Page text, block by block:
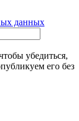
данных
убедиться,
его без